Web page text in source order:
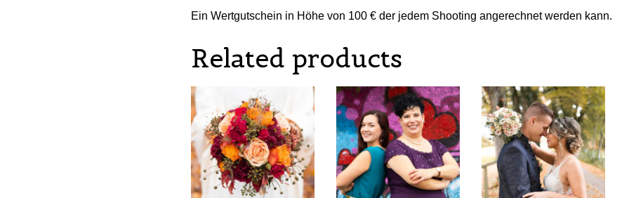
Ein Wertgutschein in Höhe von 100 € der jedem Shooting angerechnet werden kann.
Related products